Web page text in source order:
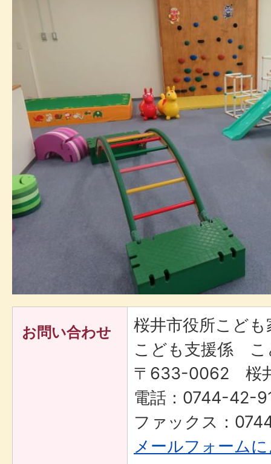
お問い合わせ
桜井市役所こど
こども支援係 こ
〒633-0062 桜
電話：0744-42-
ファックス：
メールフォーム